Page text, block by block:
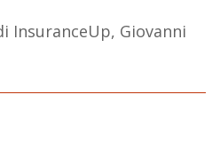
InsuranceUp, Giovanni